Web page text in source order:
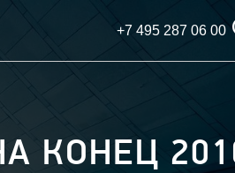
+7 495 287 06 00
КОНЕЦ